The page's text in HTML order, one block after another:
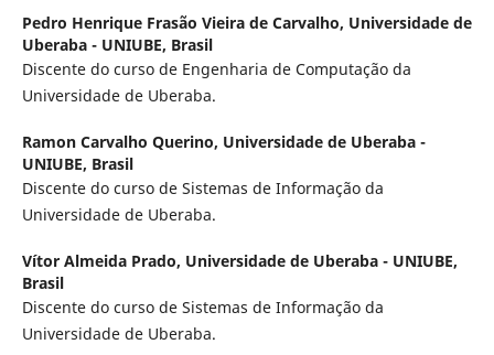
Pedro Henrique Frasão Vieira de Carvalho, Universidade de
Uberaba - UNIUBE, Brasil
Discente do curso de Engenharia de Computação da
Universidade de Uberaba.
Ramon Carvalho Querino, Universidade de Uberaba -
UNIUBE, Brasil
Discente do curso de Sistemas de Informação da
Universidade de Uberaba.
Vítor Almeida Prado, Universidade de Uberaba - UNIUBE,
Brasil
Discente do curso de Sistemas de Informação da
Universidade de Uberaba.